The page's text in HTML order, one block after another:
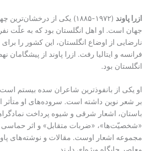
ازرا پاوند
(۱۹۷۲-۱۸۸۵) یکی از
جهان است. او اهل انگلستان بود که به علّت
نارضایی از اوضاع انگلستان، این کشور را برای
فرانسه و ایتالیا رفت. ازرا پاوند از پیشگامان
انگلستان بود.
او یکی از بانفوذترین شاعران سده‌ بیستم
بر شعر نوین داشته است. سروده‌های او متأثر
باستان، اشعار شرقی و شیوه‌ پرداخت
«شخصیّت‌ها»، «ضربات متقابل» و اثر حماسی
مجموعه اشعار اوست. مقالات و نوشته‌های